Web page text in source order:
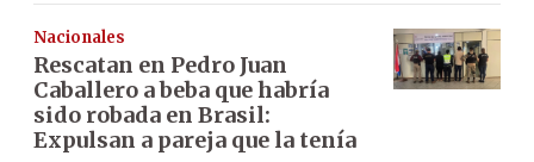
Nacionales
Rescatan en Pedro Juan
Caballero a beba que habría
sido robada en Brasil:
Expulsan a pareja que la tenía